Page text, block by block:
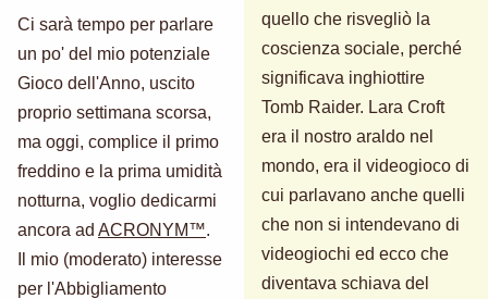
Ci sarà tempo per parlare
un po' del mio potenziale
Gioco dell'Anno, uscito
proprio settimana scorsa,
ma oggi, complice il primo
freddino e la prima umidità
notturna, voglio dedicarmi
ancora ad ACRONYM™.
Il mio (moderato) interesse
per l'Abbigliamento
quello che risvegliò la
coscienza sociale, perché
significava inghiottire
Tomb Raider. Lara Croft
era il nostro araldo nel
mondo, era il videogioco di
cui parlavano anche quelli
che non si intendevano di
videogiochi ed ecco che
diventava schiava del